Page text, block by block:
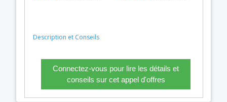
Description et Conseils
Connectez-vous pour lire les détails et
conseils sur cet appel d'offres